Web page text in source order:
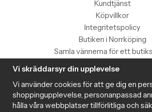
Kundtjänst
Köpvillkor
Integritetspolicy
Butiken i Norrköping
Samla vännerna för ett
Information
Magazine
Populära produkter med
Vi skräddarsyr din upplevelse
Vi använder cookies för att ge dig en
shoppingupplevelse, personanpassad
hålla våra webbplatser tillförlitliga och